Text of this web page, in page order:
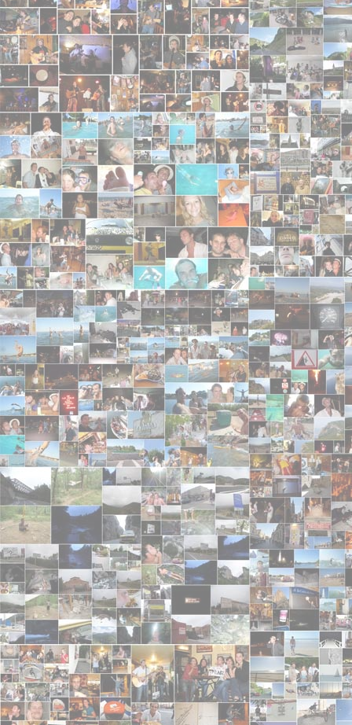
suite à l'écoute de vos nouveaux morceaux, je
-Al-- 2011-06-23 19:14:44 - 5/5
Vous êtes géniaux ! Changez pas. C'est super.
anonyme- 2011-06-23 00:03:32 - 5/5
merci pour la fete de la zik !!!
Tru- 2011-05-02 08:50:38
Les commentaires, c'est génialol
roger- 2011-04-10 14:11:18 - 5/5
d'la bombe ce nouveau site ! A quand les
iron54- 2011-02-08 22:27:17
sa c ma préfére =)
iron54 - 2011-02-08 22:25:27 - 4/5
<img src="./images/smileys/cheer.gif" /> tros bon
merci pour la foto de groupe les gas jéspére vous
Lalanne- 2010-11-08 21:10:10
Salut c'est Francis, pas mal votre site les ptits
j'enfile mes bottes j'ai rencart chez Ruquier.
M. Farmer- 2010-10-27 22:30:44
Oh Trunel, vous me transportez tant lorsque
ressentir du désir, oh tant de feelings en nous
STOP- 2010-10-21 20:52:48 - 4/5
C'est bon arrêter les messages anglais débiles, y
bécos.
Phil- 2010-08-04 19:52:21 - 3/5
Excellent ce titre :D
Ben___Ji- 2010-07-15 15:15:32 - 4/5
Sympa comme Musique :) Découvert grace à
Trunel- 2010-06-22 22:30:11 - 4/5
Il font chier tous les bots à écrire des conneries
src="./images/smileys/furious.gif" />
Bleu et tjs bleu- 2010-06-20 21:27:36
C'est pour quand les Eurockéenne de Belfort !!
anonyme- 2010-06-18 12:10:15
Vous étiez bon les gars !
StephCO- 2010-06-08 13:02:54
Ben Trunel, t'es ou en 2010, tu codes ou tu
alexg535- 2010-05-22 12:47:23 - 4/5
Very nice site!